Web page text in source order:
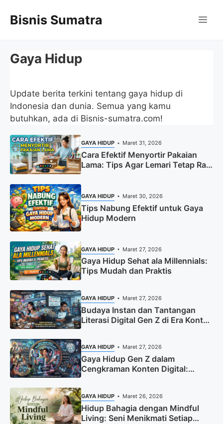
Bisnis Sumatra
Gaya Hidup
Update berita terkini tentang gaya hidup di
Indonesia dan dunia. Semua yang kamu
butuhkan, ada di Bisnis-sumatra.com!
GAYA HIDUP Maret 31, 2026
Cara Efektif Menyortir Pakaian
Lama: Tips Agar Lemari Tetap Rapi
dan Berguna
GAYA HIDUP Maret 30, 2026
Tips Nabung Efektif untuk Gaya
Hidup Modern
GAYA HIDUP Maret 27, 2026
Gaya Hidup Sehat ala Millennials:
Tips Mudah dan Praktis
GAYA HIDUP Maret 27, 2026
Budaya Instan dan Tantangan
Literasi Digital Gen Z di Era Konten
Cepat dan Visual
GAYA HIDUP Maret 27, 2026
Gaya Hidup Gen Z dalam
Cengkraman Konten Digital:
Antara Kreativitas dan Adiksi
GAYA HIDUP Maret 26, 2026
Hidup Bahagia dengan Mindful
Living: Seni Menikmati Setiap